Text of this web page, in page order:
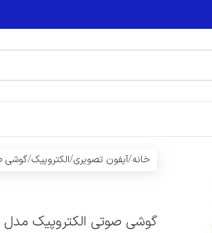
خانه آیفون تصویری الکتروپیک گوشی
گوشی صوتی الکتروپیک مدل V2-786